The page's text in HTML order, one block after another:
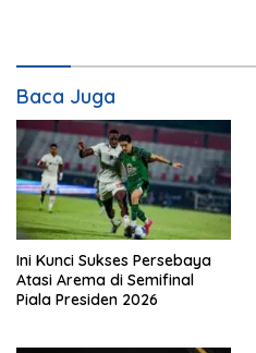
Baca Juga
Ini Kunci Sukses Persebaya
Atasi Arema di Semifinal
Piala Presiden 2026